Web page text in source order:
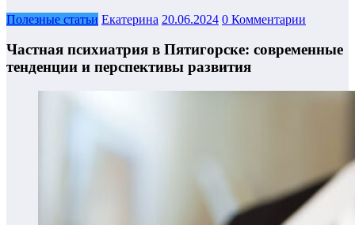
Полезные статьи Екатерина 20.06.2024 0 Комментарии
Частная психиатрия в Пятигорске: современные
тенденции и перспективы развития